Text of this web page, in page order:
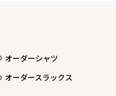
オーダーシャツ
オーダースラックス